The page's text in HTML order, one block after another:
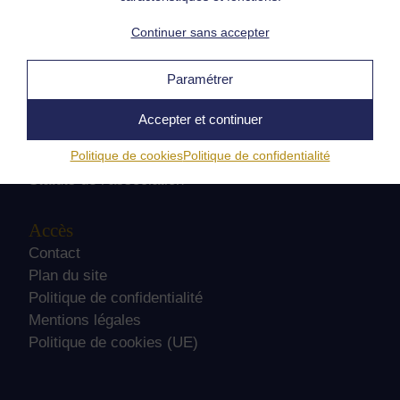
Accepter et continuer
Continuer sans accepter
Paramétrer
Politique de cookiesPolitique de confidentialité
Prochains examens
Formateurs
Charte des praticiens
Statuts de l’association
Accès
Contact
Plan du site
Politique de confidentialité
Mentions légales
Politique de cookies (UE)